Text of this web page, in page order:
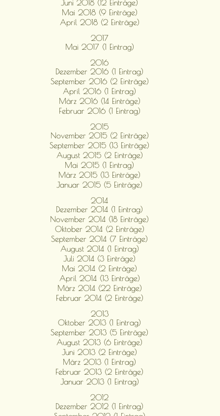
Juni 2018 (12 Einträge)
Mai 2018 (9 Einträge)
April 2018 (2 Einträge)
2017
Mai 2017 (1 Eintrag)
2016
Dezember 2016 (1 Eintrag)
September 2016 (2 Einträge)
April 2016 (1 Eintrag)
März 2016 (14 Einträge)
Februar 2016 (1 Eintrag)
2015
November 2015 (2 Einträge)
September 2015 (13 Einträge)
August 2015 (2 Einträge)
Mai 2015 (1 Eintrag)
März 2015 (13 Einträge)
Januar 2015 (5 Einträge)
2014
Dezember 2014 (1 Eintrag)
November 2014 (18 Einträge)
Oktober 2014 (2 Einträge)
September 2014 (7 Einträge)
August 2014 (1 Eintrag)
Juli 2014 (3 Einträge)
Mai 2014 (2 Einträge)
April 2014 (13 Einträge)
März 2014 (22 Einträge)
Februar 2014 (2 Einträge)
2013
Oktober 2013 (1 Eintrag)
September 2013 (5 Einträge)
August 2013 (6 Einträge)
Juni 2013 (2 Einträge)
März 2013 (1 Eintrag)
Februar 2013 (2 Einträge)
Januar 2013 (1 Eintrag)
2012
Dezember 2012 (1 Eintrag)